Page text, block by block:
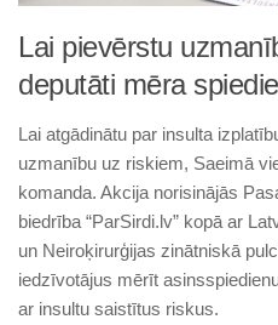
Lai pievērstu
deputāti mēra
Lai atgādinātu par insulta
uzmanību uz riskiem, Saeimā
komanda. Akcija norisinājās
biedrība “ParSirdi.lv” kopā ar
un Neiroķirurģijas zinātniskā
iedzīvotājus mērīt
ar insultu saistītus riskus.